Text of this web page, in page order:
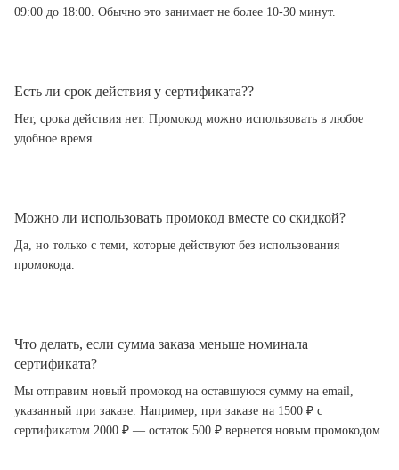
09:00 до 18:00. Обычно это занимает не более 10-30 минут.
Есть ли срок действия у сертификата??
Нет, срока действия нет. Промокод можно использовать в любое
удобное время.
Можно ли использовать промокод вместе со скидкой?
Да, но только с теми, которые действуют без использования
промокода.
Что делать, если сумма заказа меньше номинала
сертификата?
Мы отправим новый промокод на оставшуюся сумму на email,
указанный при заказе. Например, при заказе на 1500 ₽ с
сертификатом 2000 ₽ — остаток 500 ₽ вернется новым промокодом.